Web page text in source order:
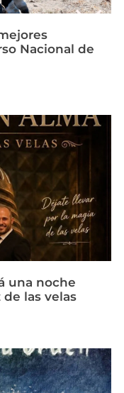
Nacional de
una noche
las velas